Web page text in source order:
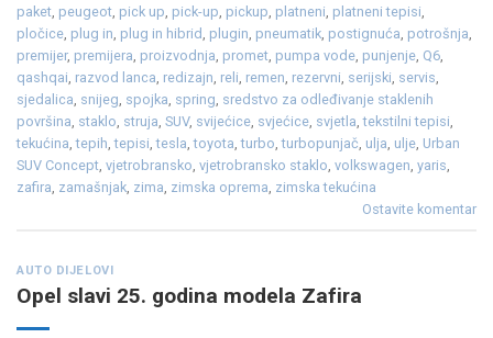
paket, peugeot, pick up, pick-up, pickup, platneni, platneni tepisi,
pločice, plug in, plug in hibrid, plugin, pneumatik, postignuća, potrošnja,
premijer, premijera, proizvodnja, promet, pumpa vode, punjenje, Q6,
qashqai, razvod lanca, redizajn, reli, remen, rezervni, serijski, servis,
sjedalica, snijeg, spojka, spring, sredstvo za odleđivanje staklenih
površina, staklo, struja, SUV, svijećice, svjećice, svjetla,tekstilni tepisi,
tekućina,tepih,tepisi,tesla,toyota,turbo,turbopunjač, ulja, ulje, Urban
SUV Concept, vjetrobransko, vjetrobransko staklo, volkswagen, yaris,
zafira, zamašnjak, zima, zimska oprema, zimska tekućina
Ostavite komentar
AUTO DIJELOVI
Opel slavi 25. godina modela Zafira